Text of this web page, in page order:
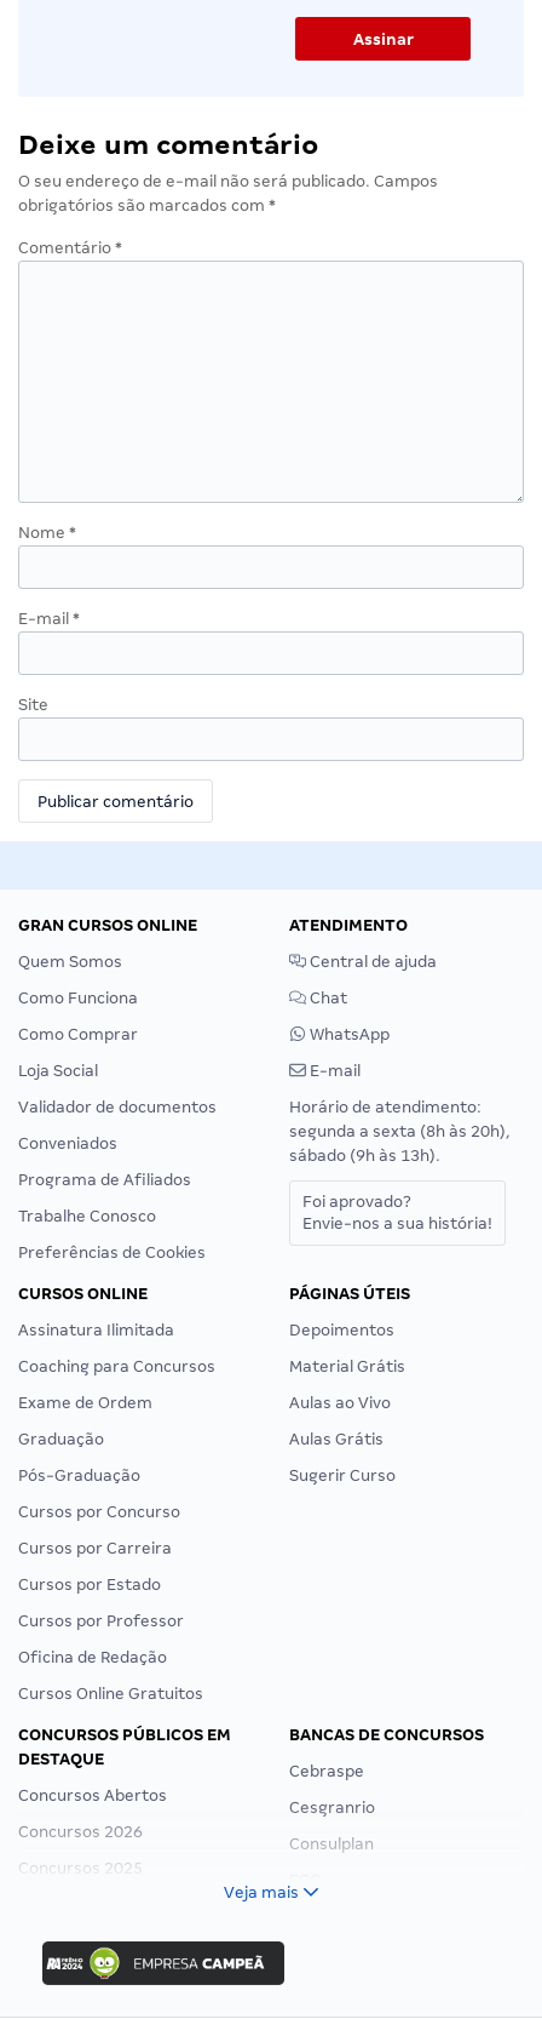
Deixe um comentário
O seu endereço de e-mail não será publicado. Campos
obrigatórios são marcados com *
Comentário *
Nome *
E-mail *
Site
GRAN CURSOS ONLINE
Quem Somos
Como Funciona
Como Comprar
Loja Social
Validador de documentos
Conveniados
Programa de Afiliados
Trabalhe Conosco
Preferências de Cookies
ATENDIMENTO
Central de ajuda
Chat
WhatsApp
E-mail
Horário de atendimento:
segunda a sexta (8h às 20h),
sábado (9h às 13h).
Foi aprovado?
Envie-nos a sua história!
CURSOS ONLINE
Assinatura Ilimitada
Coaching para Concursos
Exame de Ordem
Graduação
Pós-Graduação
Cursos por Concurso
Cursos por Carreira
Cursos por Estado
Cursos por Professor
Oficina de Redação
Cursos Online Gratuitos
PÁGINAS ÚTEIS
Depoimentos
Material Grátis
Aulas ao Vivo
Aulas Grátis
Sugerir Curso
CONCURSOS PÚBLICOS EM
DESTAQUE
Concursos Abertos
Concursos 2026
Concursos 2025
Concurso Ibama
Concurso MPU
Editais publicados
BANCAS DE CONCURSOS
Cebraspe
Cesgranrio
Consulplan
Veja mais